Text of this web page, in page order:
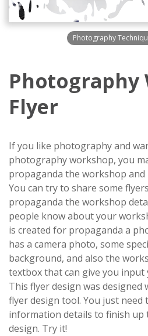
Photography
Photography
Flyer
If you like photography and
photography workshop, you
propaganda the workshop
You can try to share some
propaganda the workshop
people know about your
is created for propaganda a
has a camera photo, some
background, and also the
textbox that can give you
This flyer design was designed
flyer design tool. You just need
information details to finish
design. Try it!